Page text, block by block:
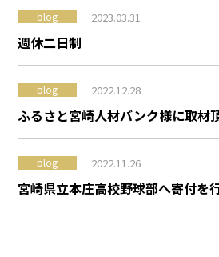
blog 2023.03.31
週休二日制
blog 2022.12.28
ふるさと宮崎人材バンク様に取材
blog 2022.11.26
宮崎県立本庄高校野球部へ寄付を